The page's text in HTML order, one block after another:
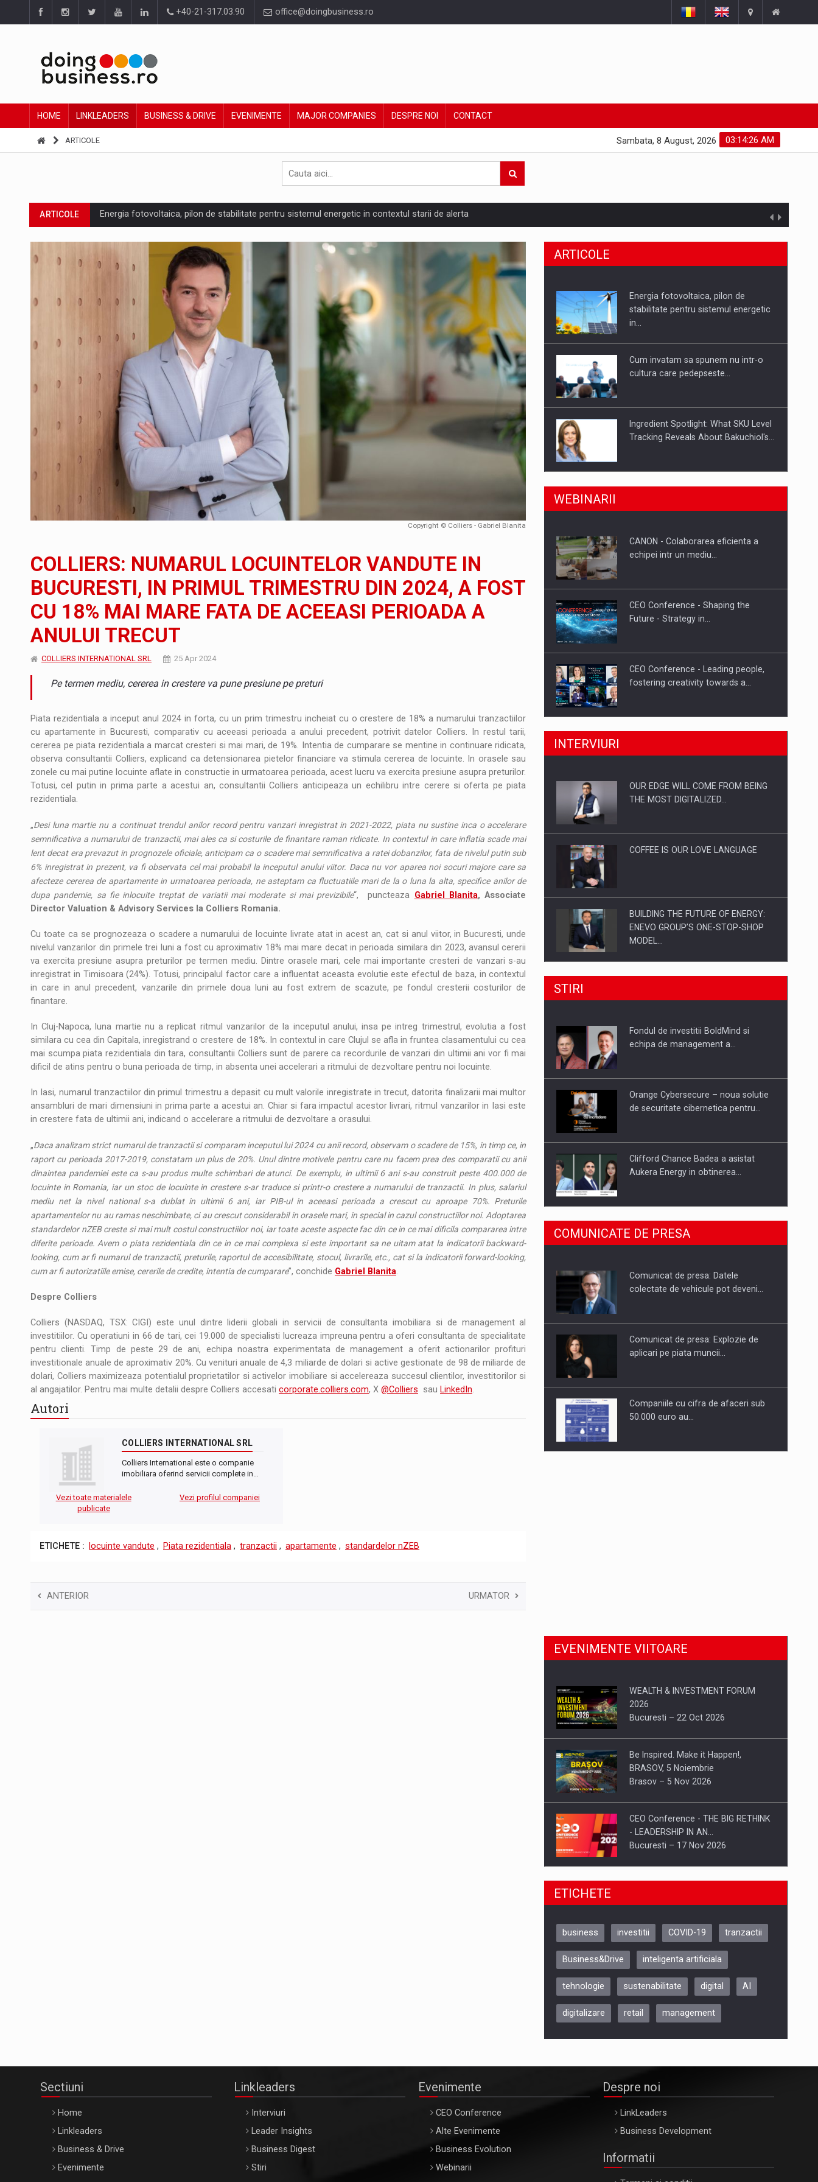
+40-21-317.03.90 office@doingbusiness.ro
HOME LINKLEADERS BUSINESS & DRIVE EVENIMENTE MAJOR COMPANIES DESPRE NOI CONTACT
ARTICOLE 03:14:27 AM
Sambata, 8 August, 2026
ARTICOLE Energia fotovoltaica, pilon de stabilitate pentru sistemul energetic in contextul starii de alerta
ARTICOLE Cum invatam sa spunem nu intr-o cultura care pedepseste granitele?
Ingredient Spotlight: What SKU Level Tracking Reveals About Bakuchiol's Evolution
ARTICOLE Producatorii si comerciantii care nu se supun noilor reglementari UE privind ambalajele pot risca retragerea produselor din piata
LEADERSHIP IN MISCARE
CU BATERIILE PERMANENT INCARCATE
INTERVIURI PUTTING ROMANIAN CORPORATE COMPANIES ON THE INTERNATIONAL BUSINESS SCENE
OUR EDGE WILL COME FROM BEING THE MOST DIGITALIZED WHOLESALER IN ROMANIA
COFFEE IS OUR LOVE LANGUAGE
STIRI Hard Enduro Piatra Craiului 2026, fueled by benzinariile RO concept OSCAR – peste 500 de participanti
Fondul de investitii BoldMind si echipa de management a Pall-Ex, liderul pietei de transport paletizat din Romania, preiau compania intr-o tranzactie de peste 25…
STIRI RANGE ROVER DEZVALUIE AL CINCILEA MEMBRU AL FAMILIEI: RANGE ROVER GT
STIRI JAECOO 5 SHS-H a ajuns in Romania
ARTICOLE Proteinmaxxing and the Future of Protein Demand
Copyright © Colliers - Gabriel Blanita
COLLIERS: NUMARUL LOCUINTELOR VANDUTE IN
BUCURESTI, IN PRIMUL TRIMESTRU DIN 2024, A FOST
CU 18% MAI MARE FATA DE ACEEASI PERIOADA A
ANULUI TRECUT
COLLIERS INTERNATIONAL SRL 25 Apr 2024
Pe termen mediu, cererea in crestere va pune presiune pe preturi
Piata rezidentiala a inceput anul 2024 in forta, cu un prim trimestru incheiat cu o crestere de 18% a numarului tranzactiilor
cu apartamente in Bucuresti, comparativ cu aceeasi perioada a anului precedent, potrivit datelor Colliers. In restul tarii,
cererea pe piata rezidentiala a marcat cresteri si mai mari, de 19%. Intentia de cumparare se mentine in continuare ridicata,
observa consultantii Colliers, explicand ca detensionarea pietelor financiare va stimula cererea de locuinte. In orasele sau
zonele cu mai putine locuinte aflate in constructie in urmatoarea perioada, acest lucru va exercita presiune asupra preturilor.
Totusi, cel putin in prima parte a acestui an, consultantii Colliers anticipeaza un echilibru intre cerere si oferta pe piata
rezidentiala.
„Desi luna martie nu a continuat trendul anilor record pentru vanzari inregistrat in 2021-2022, piata nu sustine inca o accelerare
semnificativa a numarului de tranzactii, mai ales ca si costurile de finantare raman ridicate. In contextul in care inflatia scade mai
lent decat era prevazut in prognozele oficiale, anticipam ca o scadere mai semnificativa a ratei dobanzilor, fata de nivelul putin sub
6% inregistrat in prezent, va fi observata cel mai probabil la inceputul anului viitor. Daca nu vor aparea noi socuri majore care sa
afecteze cererea de apartamente in urmatoarea perioada, ne asteptam ca fluctuatiile mari de la o luna la alta, specifice anilor de
dupa pandemie, sa fie inlocuite treptat de variatii mai moderate si mai previzibile“, puncteaza Gabriel Blanita, Associate
Director Valuation & Advisory Services la Colliers Romania.
Cu toate ca se prognozeaza o scadere a numarului de locuinte livrate atat in acest an, cat si anul viitor, in Bucuresti, unde
nivelul vanzarilor din primele trei luni a fost cu aproximativ 18% mai mare decat in perioada similara din 2023, avansul cererii
va exercita presiune asupra preturilor pe termen mediu. Dintre orasele mari, cele mai importante cresteri de vanzari s-au
inregistrat in Timisoara (24%). Totusi, principalul factor care a influentat aceasta evolutie este efectul de baza, in contextul
in care in anul precedent, vanzarile din primele doua luni au fost extrem de scazute, pe fondul cresterii costurilor de
finantare.
In Cluj-Napoca, luna martie nu a replicat ritmul vanzarilor de la inceputul anului, insa pe intreg trimestrul, evolutia a fost
similara cu cea din Capitala, inregistrand o crestere de 18%. In contextul in care Clujul se afla in fruntea clasamentului cu cea
mai scumpa piata rezidentiala din tara, consultantii Colliers sunt de parere ca recordurile de vanzari din ultimii ani vor fi mai
dificil de atins pentru o buna perioada de timp, in absenta unei accelerari a ritmului de dezvoltare pentru noi locuinte.
In Iasi, numarul tranzactiilor din primul trimestru a depasit cu mult valorile inregistrate in trecut, datorita finalizarii mai multor
ansambluri de mari dimensiuni in prima parte a acestui an. Chiar si fara impactul acestor livrari, ritmul vanzarilor in Iasi este
in crestere fata de ultimii ani, indicand o accelerare a ritmului de dezvoltare a orasului.
„Daca analizam strict numarul de tranzactii si comparam inceputul lui 2024 cu anii record, observam o scadere de 15%, in timp ce, in
raport cu perioada 2017-2019, constatam un plus de 20%. Unul dintre motivele pentru care nu facem prea des comparatii cu anii
dinaintea pandemiei este ca s-au produs multe schimbari de atunci. De exemplu, in ultimii 6 ani s-au construit peste 400.000 de
locuinte in Romania, iar un stoc de locuinte in crestere s-ar traduce si printr-o crestere a numarului de tranzactii. In plus, salariul
mediu net la nivel national s-a dublat in ultimii 6 ani, iar PIB-ul in aceeasi perioada a crescut cu aproape 70%. Preturile
apartamentelor nu au ramas neschimbate, ci au crescut considerabil in orasele mari, in special in cazul constructiilor noi. Adoptarea
standardelor nZEB creste si mai mult costul constructiilor noi, iar toate aceste aspecte fac din ce in ce mai dificila compararea intre
diferite perioade. Avem o piata rezidentiala din ce in ce mai complexa si este important sa ne uitam atat la indicatorii backward-
looking, cum ar fi numarul de tranzactii, preturile, raportul de accesibilitate, stocul, livrarile, etc., cat si la indicatorii forward-looking,
cum ar fi autorizatiile emise, cererile de credite, intentia de cumparare”, conchide Gabriel Blanita.
Despre Colliers
Colliers (NASDAQ, TSX: CIGI) este unul dintre liderii globali in servicii de consultanta imobiliara si de management al
investitiilor. Cu operatiuni in 66 de tari, cei 19.000 de specialisti lucreaza impreuna pentru a oferi consultanta de specialitate
pentru clienti. Timp de peste 29 de ani, echipa noastra experimentata de management a oferit actionarilor profituri
investitionale anuale de aproximativ 20%. Cu venituri anuale de 4,3 miliarde de dolari si active gestionate de 98 de miliarde de
dolari, Colliers maximizeaza potentialul proprietatilor si activelor imobiliare si accelereaza succesul clientilor, investitorilor si
al angajatilor. Pentru mai multe detalii despre Colliers accesati corporate.colliers.com, X @Colliers sau LinkedIn.
Autori
COLLIERS INTERNATIONAL SRL
Colliers International este o companie
imobiliara oferind servicii complete in…
Vezi toate materialele
publicate
Vezi profilul companiei
ETICHETE : locuinte vandute , Piata rezidentiala , tranzactii , apartamente , standardelor nZEB
ANTERIOR URMATOR
ARTICOLE
Energia fotovoltaica, pilon de
stabilitate pentru sistemul energetic
in…
Cum invatam sa spunem nu intr-o
cultura care pedepseste…
Ingredient Spotlight: What SKU Level
Tracking Reveals About Bakuchiol's…
Producatorii si comerciantii care nu
Proteinmaxxing and the Future of
WEBINARII
CANON - Colaborarea eficienta a
echipei intr un mediu…
CEO Conference - Shaping the
Future - Strategy in…
CEO Conference - Leading people,
fostering creativity towards a…
CEO Conference - Shaping The
Webinar - Business Evolution-
INTERVIURI
OUR EDGE WILL COME FROM BEING
THE MOST DIGITALIZED…
COFFEE IS OUR LOVE LANGUAGE
BUILDING THE FUTURE OF ENERGY:
ENEVO GROUP’S ONE-STOP-SHOP
MODEL…
ROOTED IN ROMANIA, BUILT TO
PUTTING ROMANIAN CORPORATE
STIRI
Fondul de investitii BoldMind si
echipa de management a…
Orange Cybersecure – noua solutie
de securitate cibernetica pentru…
Clifford Chance Badea a asistat
Aukera Energy in obtinerea…
SAPTE PERSONALITATI DIN MEDIUL
DE AFACERI, ACADEMIC SI
Hard Enduro Piatra Craiului 2026,
COMUNICATE DE PRESA
Comunicat de presa: Datele
colectate de vehicule pot deveni…
Comunicat de presa: Explozie de
aplicari pe piata muncii…
Companiile cu cifra de afaceri sub
50.000 euro au…
EVENIMENTE VIITOARE
WEALTH & INVESTMENT FORUM
2026
Bucuresti – 22 Oct 2026
Be Inspired. Make it Happen!,
BRASOV, 5 Noiembrie
Brasov – 5 Nov 2026
CEO Conference - THE BIG RETHINK
- LEADERSHIP IN AN…
Bucuresti – 17 Nov 2026
Be Inspired. Make it Happen!, CLUJ, 9
ARTEMIS LETO, ORADEA, 8
Oradea – 8 Oct 2026
ETICHETE
business investitii COVID-19 tranzactii
Business&Drive inteligenta artificiala
tehnologie sustenabilitate digital AI
digitalizare retail management
Sectiuni
Home
Linkleaders
Business & Drive
Evenimente
Linkleaders
Interviuri
Leader Insights
Business Digest
Stiri
Evenimente
CEO Conference
Alte Evenimente
Business Evolution
Webinarii
Despre noi
LinkLeaders
Business Development
Informatii